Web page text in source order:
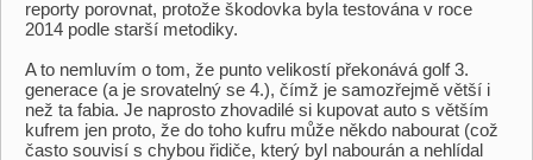
reporty porovnat, protože škodovka byla testována v roce
2014 podle starší metodiky.
A to nemluvím o tom, že punto velikostí překonává golf 3.
generace (a je srovatelný se 4.), čímž je samozřejmě větší i
než ta fabia. Je naprosto zhovadilé si kupovat auto s větším
kufrem jen proto, že do toho kufru může někdo nabourat (což
často souvisí s chybou řidiče, který byl nabourán a nehlídal